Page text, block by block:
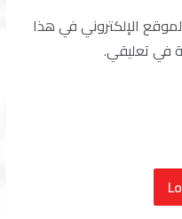
الإلكتروني في هذا
في تعليقي.